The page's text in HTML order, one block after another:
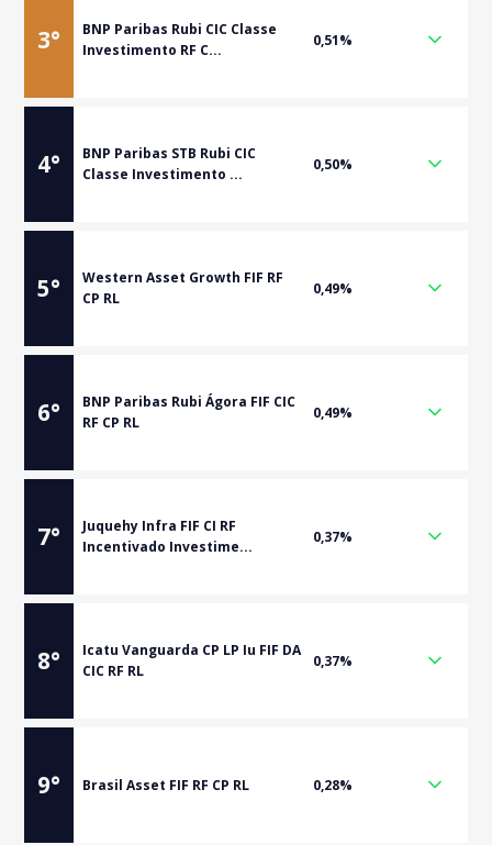
3°
BNP Paribas Rubi CIC Classe
Investimento RF C...
0,51%
4°
BNP Paribas STB Rubi CIC
Classe Investimento ...
0,50%
5°
Western Asset Growth FIF RF
CP RL
0,49%
6°
BNP Paribas Rubi Ágora FIF CIC
RF CP RL
0,49%
7°
Juquehy Infra FIF CI RF
Incentivado Investime...
0,37%
8°
Icatu Vanguarda CP LP Iu FIF DA
CIC RF RL
0,37%
9° Brasil Asset FIF RF CP RL 0,28%